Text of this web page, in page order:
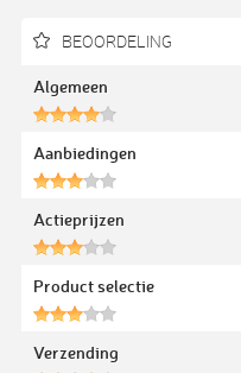
BEOORDELING
Algemeen
Aanbiedingen
Actieprijzen
Product selectie
Verzending